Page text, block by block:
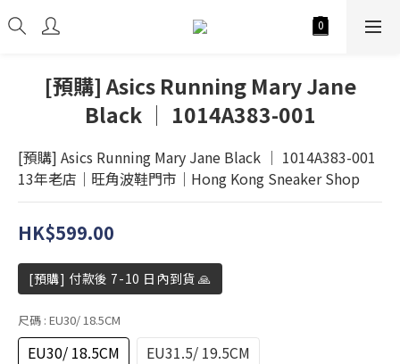
[預購] Asics Running Mary Jane
Black │ 1014A383-001
[預購] Asics Running Mary Jane Black │ 1014A383-001
13年老店│旺角波鞋門市│Hong Kong Sneaker Shop
HK$599.00
[預購] 付款後 7-10 日內到貨 🙏
尺碼 : EU30/ 18.5CM
EU30/ 18.5CM
EU31.5/ 19.5CM